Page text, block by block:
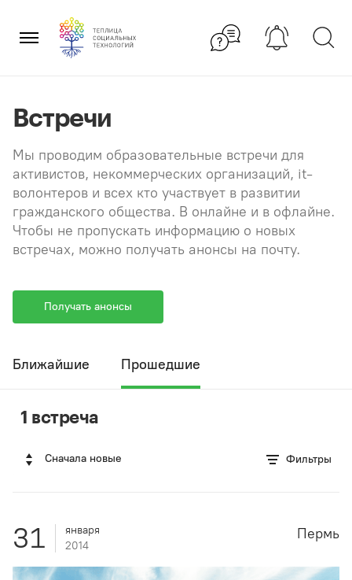
содержанию
×
Встречи
Мы проводим образовательные встречи для
активистов, некоммерческих организаций, it-
волонтеров и всех кто участвует в развитии
гражданского общества. В онлайне и в офлайне.
Чтобы не пропускать информацию о новых
встречах, можно получать анонсы на почту.
Получать анонсы
Ближайшие Прошедшие
1 встреча
Сначала новые Фильтры
31
января
2014
Пермь